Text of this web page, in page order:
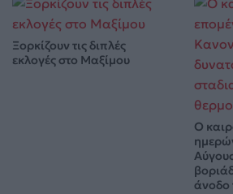
Ξορκίζουν τις διπλές
εκλογές στο Μαξίμου
Ο
άνοδο